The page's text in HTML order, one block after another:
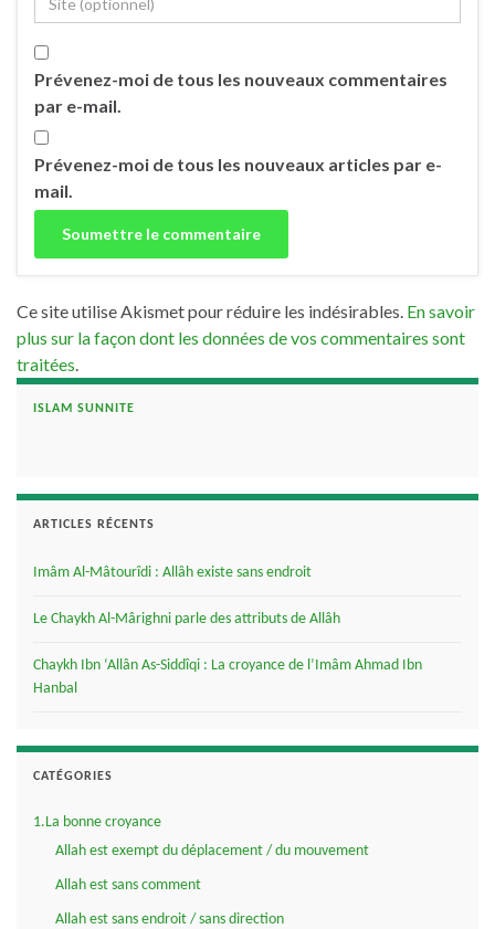
Prévenez-moi de tous les nouveaux commentaires
par e-mail.
Prévenez-moi de tous les nouveaux articles par e-
mail.
Ce site utilise Akismet pour réduire les indésirables. En savoir
plus sur la façon dont les données de vos commentaires sont
traitées
ISLAM SUNNITE
ARTICLES RÉCENTS
Imâm Al-Mâtourîdi : Allâh existe sans endroit
Le Chaykh Al-Mârighni parle des attributs de Allâh
Chaykh Ibn ‘Allân As-Siddîqi : La croyance de l’Imâm Ahmad Ibn
Hanbal
CATÉGORIES
1.La bonne croyance
Allah est exempt du déplacement / du mouvement
Allah est sans comment
Allah est sans endroit / sans direction